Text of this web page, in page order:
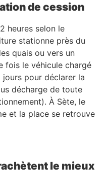
de cession
heures selon le
stationne près du
quais ou vers un
fois le véhicule chargé
pour déclarer la
décharge de toute
À Sète, le
et la place se retrouve
le mieux